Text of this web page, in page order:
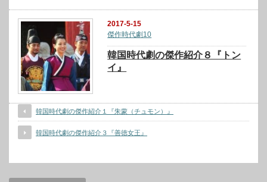
2017-5-15
傑作時代劇10
韓国時代劇の傑作紹介８『トン
イ』
韓国時代劇の傑作紹介１『朱蒙（チュモン）』
韓国時代劇の傑作紹介３『善徳女王』